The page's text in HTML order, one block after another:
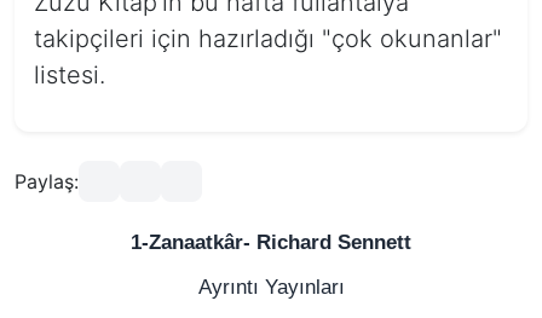
takipçileri için hazırladığı "çok okunanlar"
listesi.
Paylaş:
1-Zanaatkâr- Richard Sennett
Ayrıntı Yayınları